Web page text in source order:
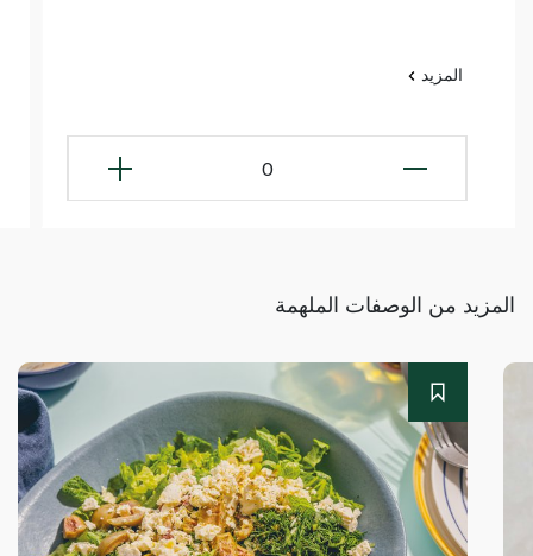
المزيد
0
المزيد من الوصفات الملهمة